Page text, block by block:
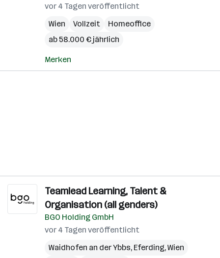
vor 4 Tagen veröffentlicht
Wien
Vollzeit
Homeoffice
ab 58.000 € jährlich
Merken
Teamlead Learning, Talent &
Organisation (all genders)
BGO Holding GmbH
vor 4 Tagen veröffentlicht
Waidhofen an der Ybbs, Eferding,Wien